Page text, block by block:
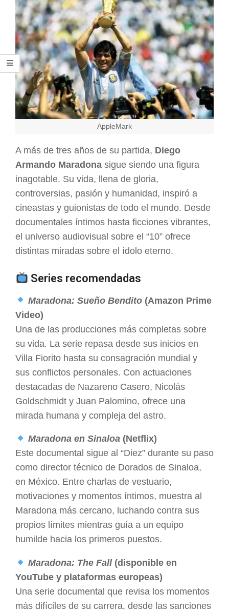
AppleMark
A más de tres años de su partida, Diego
Armando Maradona sigue siendo una figura
inagotable. Su vida, llena de gloria,
controversias, pasión y humanidad, inspiró a
cineastas y guionistas de todo el mundo. Desde
documentales íntimos hasta ficciones vibrantes,
el universo audiovisual sobre el “10” ofrece
distintas miradas sobre el ídolo eterno.
Series recomendadas
Maradona: Sueño Bendito (Amazon Prime
Video)
Una de las producciones más completas sobre
su vida. La serie repasa desde sus inicios en
Villa Fiorito hasta su consagración mundial y
sus conflictos personales. Con actuaciones
destacadas de Nazareno Casero, Nicolás
Goldschmidt y Juan Palomino, ofrece una
mirada humana y compleja del astro.
Maradona en Sinaloa (Netflix)
Este documental sigue al “Diez” durante su paso
como director técnico de Dorados de Sinaloa,
en México. Entre charlas de vestuario,
motivaciones y momentos íntimos, muestra al
Maradona más cercano, luchando contra sus
propios límites mientras guía a un equipo
humilde hacia los primeros puestos.
Maradona: The Fall(disponible en
YouTube y plataformas europeas)
Una serie documental que revisa los momentos
más difíciles de su carrera, desde las sanciones